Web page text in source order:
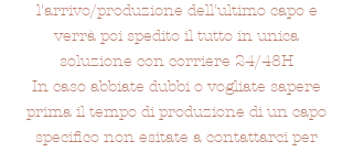
l'arrivo/produzione dell'ultimo capo e
verrà poi spedito il tutto in unica
soluzione con corriere 24/48H
In caso abbiate dubbi o vogliate sapere
prima il tempo di produzione di un capo
specifico non esitate a contattarci per